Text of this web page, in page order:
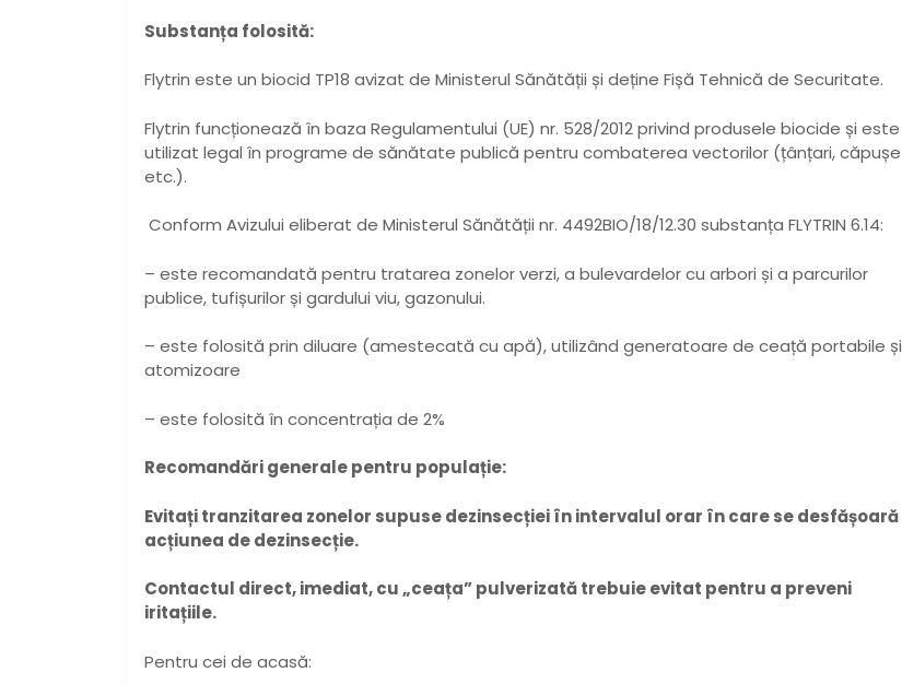
Substanța folosită:
Flytrin este un biocid TP18 avizat de Ministerul Sănătății și deține Fișă Tehnică de Securitate.
Flytrin funcționează în baza Regulamentului (UE) nr. 528/2012 privind produsele biocide și este
utilizat legal în programe de sănătate publică pentru combaterea vectorilor (țânțari, căpușe
etc.).
Conform Avizului eliberat de Ministerul Sănătății nr. 4492BIO/18/12.30 substanța FLYTRIN 6.14:
– este recomandată pentru tratarea zonelor verzi, a bulevardelor cu arbori și a parcurilor
publice, tufișurilor și gardului viu, gazonului.
– este folosită prin diluare (amestecată cu apă), utilizând generatoare de ceață portabile și
atomizoare
– este folosită în concentrația de 2%
Recomandări generale pentru populație:
Evitați tranzitarea zonelor supuse dezinsecției în intervalul orar în care se desfășoară
acțiunea de dezinsecție.
Contactul direct, imediat, cu „ceața” pulverizată trebuie evitat pentru a preveni
iritațiile.
Pentru cei de acasă: